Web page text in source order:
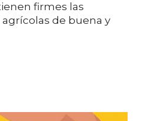
firmes las
de buena y